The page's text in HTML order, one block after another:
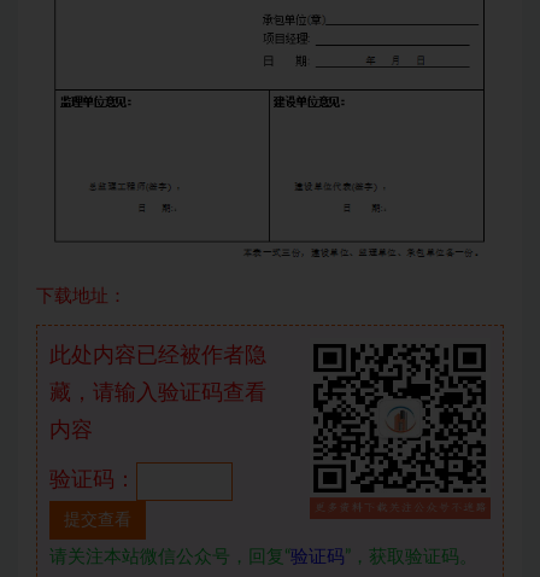
下载地址：
此处内容已经被作者隐
藏，请输入验证码查看
内容
验证码：
请关注本站微信公众号，回复“验证码”，获取验证码。